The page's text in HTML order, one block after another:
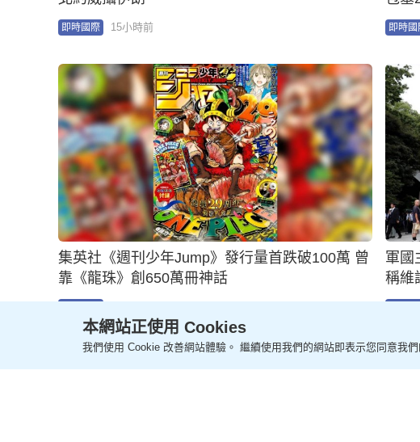
即時國際 17小時前 即時國
00:33
美閉路電視系統被指侵犯私隱 逾60萬人加入「拆
除社群」｜有片
中國富二
浴室
本網站正使用 Cookies
我們使用 Cookie 改善網站體驗。 繼續使用我們的網站即表示您同意我們